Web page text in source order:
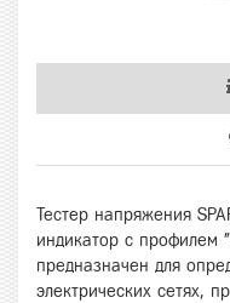
Тестер напряжения
индикатор с профилем
предназначен для
электрических сетях,